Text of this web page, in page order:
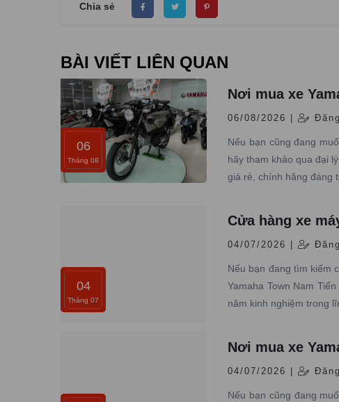
Chia sẻ
BÀI VIẾT LIÊN QUAN
06
Tháng 08
Nơi mua xe
06/08/2026 |
Nếu bạn cũng đang
hãy tham khảo qua đại
giá rẻ, chính hãng đáng
04
Tháng 07
Cửa hàng xe
04/07/2026 |
Nếu bạn đang tìm kiếm
Yamaha Town Nam
năm kinh nghiệm trong
Nơi mua xe
04/07/2026 |
Nếu bạn cũng đang